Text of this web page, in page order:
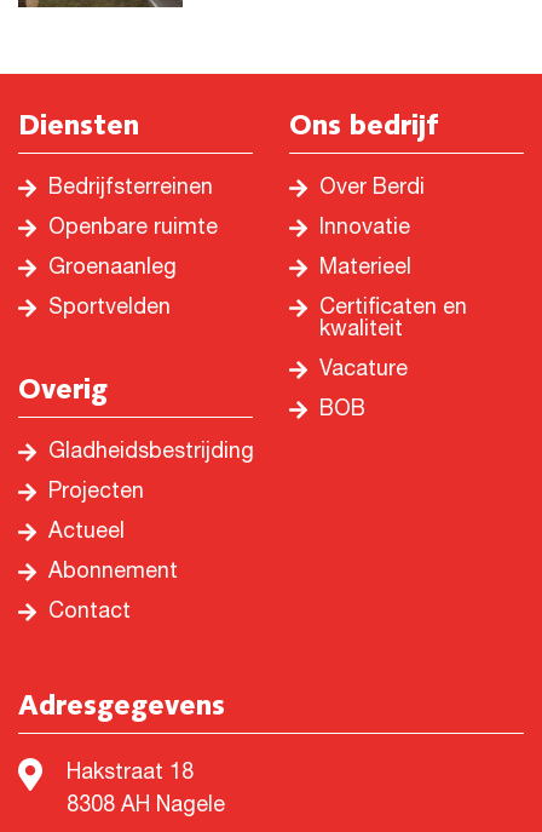
Diensten
Bedrijfsterreinen
Openbare ruimte
Groenaanleg
Sportvelden
Ons bedrijf
Over Berdi
Innovatie
Materieel
Certificaten en
kwaliteit
Vacature
BOB
Overig
Gladheidsbestrijding
Projecten
Actueel
Abonnement
Contact
Adresgegevens
Hakstraat 18
8308 AH Nagele